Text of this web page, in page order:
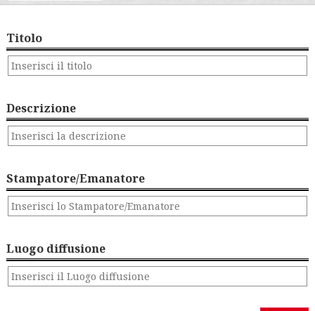
Titolo
Descrizione
Stampatore/Emanatore
Luogo diffusione